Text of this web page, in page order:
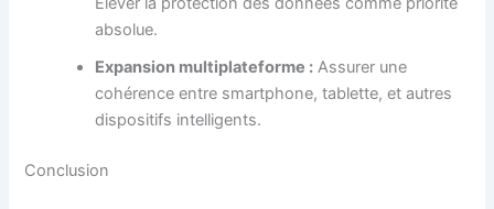
absolue.
Expansion multiplateforme : Assurer une
cohérence entre smartphone, tablette, et autres
dispositifs intelligents.
Conclusion